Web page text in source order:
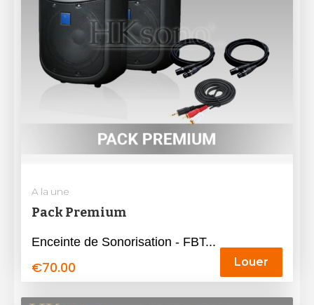
A la une
Pack Premium
Enceinte de Sonorisation - FBT...
€70.00 Louer